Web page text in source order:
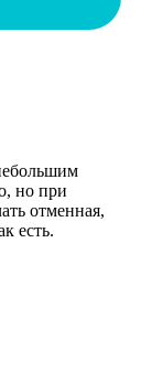
но при
отменная,
есть.